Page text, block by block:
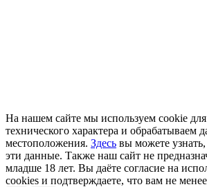
На нашем сайте мы используем cookie
технического характера и обрабатываем
местоположения. Здесь вы можете
эти данные. Также наш сайт не
младше 18 лет. Вы даёте согласие на
cookies и подтверждаете, что вам не